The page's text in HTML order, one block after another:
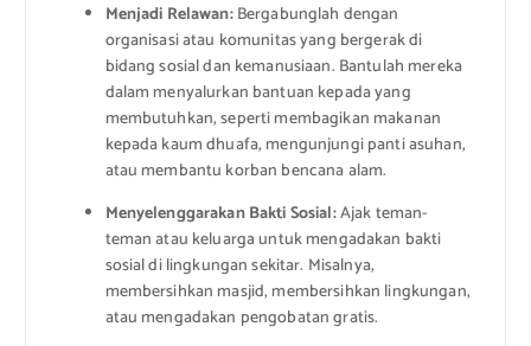
Menjadi Relawan:Bergabunglah dengan
organisasi atau komunitas yang bergerak di
bidang sosial dan kemanusiaan. Bantulah mereka
dalam menyalurkan bantuan kepada yang
membutuhkan, seperti membagikan makanan
kepada kaum dhuafa, mengunjungi panti asuhan,
atau membantu korban bencana alam.
Menyelenggarakan Bakti Sosial:Ajak teman-
teman atau keluarga untuk mengadakan bakti
sosial di lingkungan sekitar. Misalnya,
membersihkan masjid, membersihkan lingkungan,
atau mengadakan pengobatan gratis.